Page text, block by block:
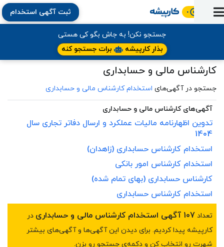
آماده
به
کار
استخدام
شده‌ها
نظر
ارتقای
شغلی
آموزشی
مقاله
کتاب
فایل‌و‌قالب
اخبار
استخدام
کارپیشه
جستجوی
کارجویان
(رزومه)
بخش
کارفرمایان
ثبت آگهی استخدام
جستجو نکن! به جاش بگو کی هستی
بذار کارپیشه
برات جستجو کنه
کارشناس مالی و حسابداری
جستجو در آگهی‌های استخدام کارشناس مالی و حسابداری
آگهی‌های کارشناس مالی و حسابداری
تدوین اظهارنامه مالیات عملکرد و ارسال دفاتر تجاری سال
1404
استخدام کارشناس حسابداری (زاهدان)
استخدام کارشناس امور بانکی
کارشناس حسابداری (بهای تمام شده)
استخدام کارشناس حسابداری
تعداد 107 آگهی استخدام کارشناس مالی و حسابداری
در
کارپیشه پیدا کردیم. برای دیدن این آگهی‌ها و آگهی‌های بیشتر
شهرت رو انتخاب کن و دکمه‌ی جستجو رو بزن.